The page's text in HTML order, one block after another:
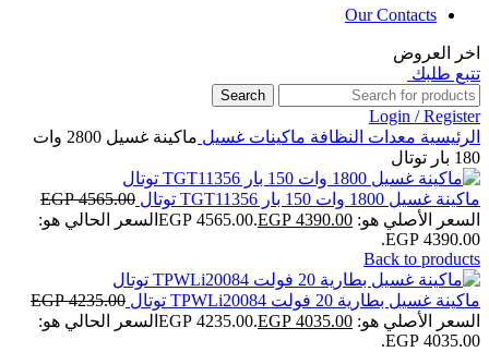
Our Contacts
اخر العروض
تتبع طلبك
Search
Login / Register
الرئيسية معدات النظافة ماكينات غسيل
ماكينة غسيل 2800 وات
180 بار توتال
ماكينة غسيل 1800 وات 150 بار TGT11356 توتال EGP4565.00
السعر الأصلي هو: EGP 4565.00.
EGP 4390.00
السعر الحالي هو:
EGP 4390.00.
Back to products
ماكينة غسيل بطارية 20 فولت TPWLi20084 توتال EGP4235.00
السعر الأصلي هو: EGP 4235.00.
EGP 4035.00
السعر الحالي هو:
EGP 4035.00.